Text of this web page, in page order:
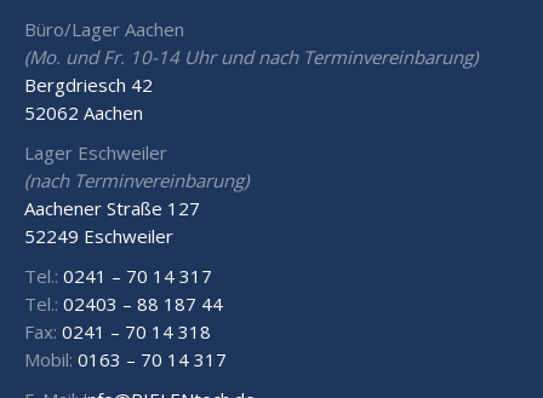
Büro/Lager Aachen
(Mo. und Fr. 10-14 Uhr und nach Terminvereinbarung)
Bergdriesch 42
52062 Aachen
Lager Eschweiler
(nach Terminvereinbarung)
Aachener Straße 127
52249 Eschweiler
Tel.: 0241 – 70 14 317
Tel.: 02403 – 88 187 44
Fax: 0241 – 70 14 318
Mobil: 0163 – 70 14 317